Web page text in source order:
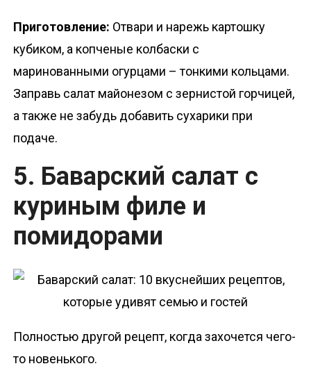
Приготовление: Отвари и нарежь картошку
кубиком, а копченые колбаски с
маринованными огурцами – тонкими кольцами.
Заправь салат майонезом с зернистой горчицей,
а также не забудь добавить сухарики при
подаче.
5. Баварский салат с
куриным филе и
помидорами
Полностью другой рецепт, когда захочется чего-
то новенького.